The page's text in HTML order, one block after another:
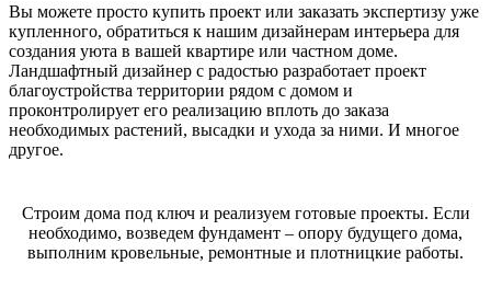
Вы можете просто купить проект или заказать экспертизу уже
купленного, обратиться к нашим дизайнерам интерьера для
создания уюта в вашей квартире или частном доме.
Ландшафтный дизайнер с радостью разработает проект
благоустройства территории рядом с домом и
проконтролирует его реализацию вплоть до заказа
необходимых растений, высадки и ухода за ними. И многое
другое.
Строим дома под ключ и реализуем готовые проекты. Если
необходимо, возведем фундамент – опору будущего дома,
выполним кровельные, ремонтные и плотницкие работы.